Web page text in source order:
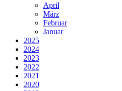
April
März
Februar
Januar
2025
2024
2023
2022
2021
2020